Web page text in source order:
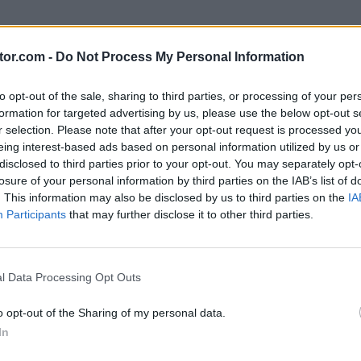
- Do Not Process My Personal Information
opt-out of the sale, sharing to third parties, or processing of your
for targeted advertising by us, please use the below opt-out
selection. Please note that after your opt-out request is processed
interest-based ads based on personal information utilized by us
to third parties prior to your opt-out. You may separately
of your personal information by third parties on the IAB’s list of
This information may also be disclosed by us to third parties on the
Participants that may further disclose it to other third parties.
Data Processing Opt Outs
opt-out of the Sharing of my personal data.
de Gleam, con tu email o cuenta de red social.
Son muy sencillas, como suscribirse a su
redes sociales. Cada tarea y acción tiene una
ganar entradas. Cada entrada extra que
de ganar.
en la
Promoción, ubicados al final de la
con Android Authority ¡Te deseamos mucha